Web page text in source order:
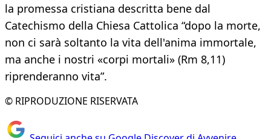
la promessa cristiana descritta bene dal
Catechismo della Chiesa Cattolica “dopo la morte,
non ci sarà soltanto la vita dell'anima immortale,
ma anche i nostri «corpi mortali» (Rm 8,11)
riprenderanno vita”.
© RIPRODUZIONE RISERVATA